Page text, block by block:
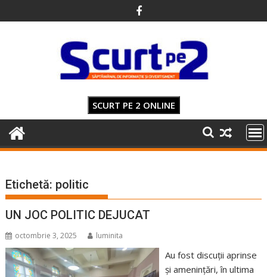
to
SCURT PE 2 ONLINE
Etichetă: politic
UN JOC POLITIC DEJUCAT
octombrie 3, 2025 luminita
Au fost discuții aprinse
și amenințări, în ultima